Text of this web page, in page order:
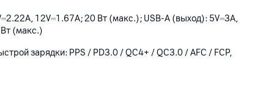
12V⎓1.67A; 20 Вт (макс.); USB-A (выход): 5V⎓3A,
(макс.)
зарядки: PPS / PD3.0 / QC4+ / QC3.0 / AFC / FCP,